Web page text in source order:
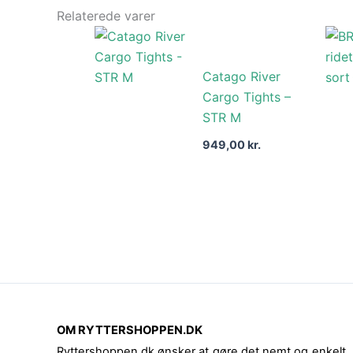
Relaterede varer
Catago River
Cargo Tights –
STR M
949,00kr.
OM RYTTERSHOPPEN.DK